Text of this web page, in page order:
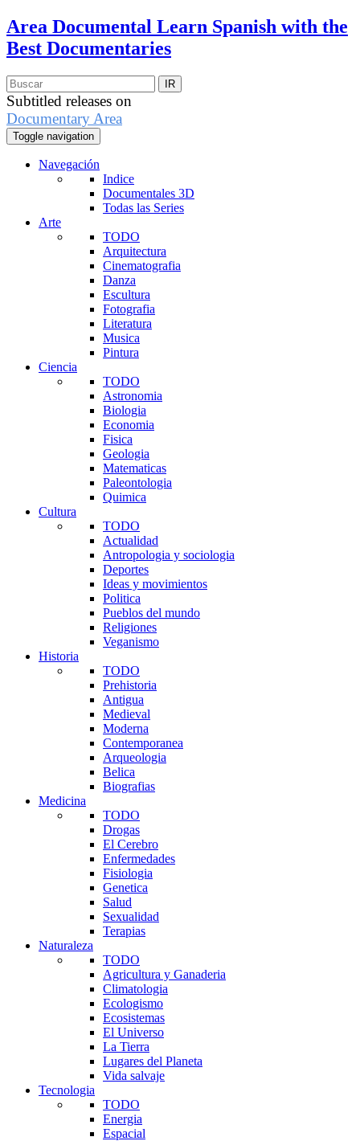
Area Documental Learn Spanish with the
Best Documentaries
Subtitled releases on
Documentary Area
Toggle navigation
Navegación
Indice
Documentales 3D
Todas las Series
Arte
TODO
Arquitectura
Cinematografia
Danza
Escultura
Fotografia
Literatura
Musica
Pintura
Ciencia
TODO
Astronomia
Biologia
Economia
Fisica
Geologia
Matematicas
Paleontologia
Quimica
Cultura
TODO
Actualidad
Antropologia y sociologia
Deportes
Ideas y movimientos
Politica
Pueblos del mundo
Religiones
Veganismo
Historia
TODO
Prehistoria
Antigua
Medieval
Moderna
Contemporanea
Arqueologia
Belica
Biografias
Medicina
TODO
Drogas
El Cerebro
Enfermedades
Fisiologia
Genetica
Salud
Sexualidad
Terapias
Naturaleza
TODO
Agricultura y Ganaderia
Climatologia
Ecologismo
Ecosistemas
El Universo
La Tierra
Lugares del Planeta
Vida salvaje
Tecnologia
TODO
Energia
Espacial